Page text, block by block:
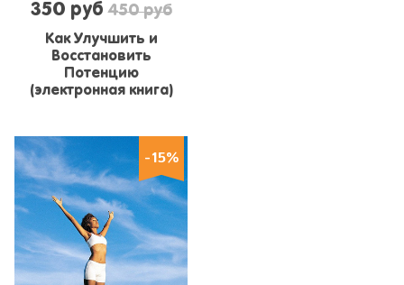
350 руб450 руб
Как Улучшить и
Восстановить
Потенцию
(электронная книга)
-15%